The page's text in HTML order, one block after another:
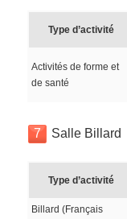
Type d’activité
Activités de forme et
de santé
7 Salle Billard
Type d’activité
Billard (Français